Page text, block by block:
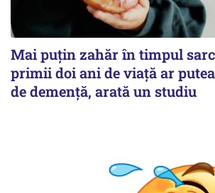
Mai puțin zahăr în timpul
primii doi ani de viață ar
de demență, arată un studiu